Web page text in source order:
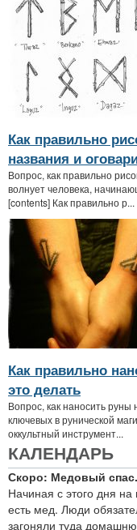
Как правильно
названия и
Вопрос, как правильно
волнует человека,
[contents] Как правильно р...
Как правильно
это делать
Вопрос, как наносить
ключевых в рунической
оккультный инструмент...
КАЛЕНДАРЬ
Скоро: Медовый спас.
Начиная с этого дня
есть мед. Люди
загоняли туда